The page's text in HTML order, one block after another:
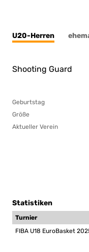
U20-Herren
Shooting Guard
Geburtstag
Größe
Aktueller Verein
Statistiken
Turnier
FIBA U18 EuroBasket